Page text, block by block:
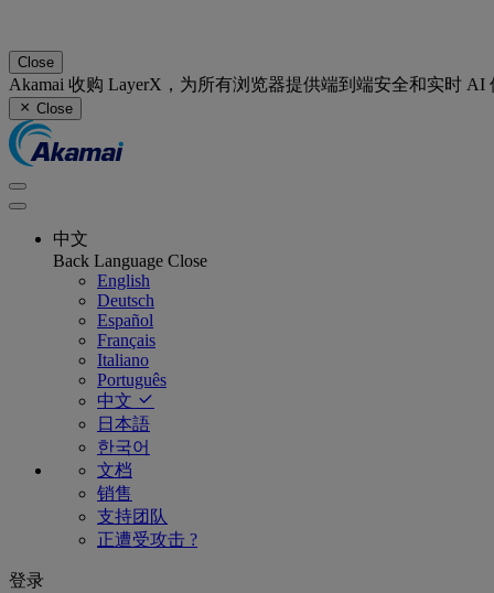
Close
Akamai 收购 LayerX，为所有浏览器提供端到端安全和实时
Close
中文
Back Language Close
English
Deutsch
Español
Français
Italiano
Português
中文
日本語
한국어
文档
销售
支持团队
正遭受攻击 ?
登录